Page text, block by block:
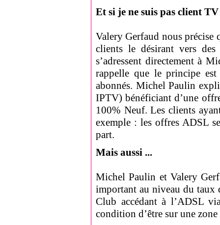
Et si je ne suis pas client
Valery Gerfaud nous précise
clients le désirant vers
s’adressent directement à
rappelle que le principe
abonnés. Michel Paulin
IPTV) bénéficiant d’une
100% Neuf. Les clients
exemple : les offres ADSL
part.
Mais aussi ...
Michel Paulin et Valery
important au niveau du taux
Club accédant à l’ADSL
condition d’être sur une